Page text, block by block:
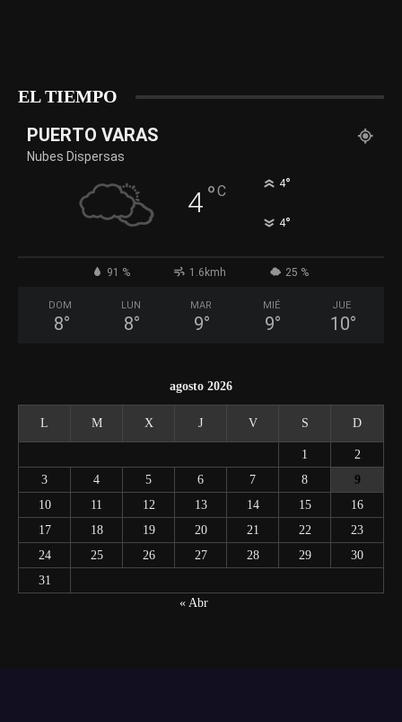
EL TIEMPO
PUERTO VARAS
Nubes Dispersas
4°C 4°
4°
91 % 1.6kmh 25 %
DOM
8°
LUN
8°
MAR
9°
MIÉ
9°
JUE
10°
agosto 2026
L M X J V S D
1
2
3
4 5 6 7 8
9
10
11 12 13 14 15
16
17
18 19 20 21 22
23
24
25 26 27 28 29
30
31
« Abr